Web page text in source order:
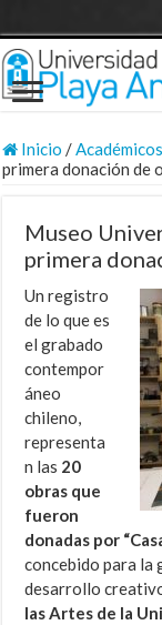
Inicio /Académicos
primera donación de
Museo
primera
Un registro
de lo que es
el grabado
contempor
áneo
chileno,
representa
n las 20
obras que
fueron
donadas por
concebido para la
desarrollo
las Artes de la